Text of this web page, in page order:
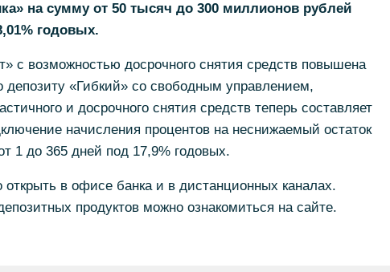
на сумму от 50 тысяч до 300 миллионов рублей
годовых.
с возможностью досрочного снятия средств повышена
депозиту «Гибкий» со свободным управлением,
и досрочного снятия средств теперь составляет
начисления процентов на неснижаемый остаток
1 до 365 дней под 17,9% годовых.
в офисе банка и в дистанционных каналах.
продуктов можно ознакомиться на сайте.